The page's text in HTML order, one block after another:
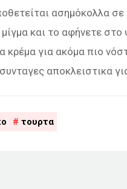
ασημόκολλα σε
και το αφήνετε
κρέμα για ακόμα πιο
αποκλειστικα
τουρτα